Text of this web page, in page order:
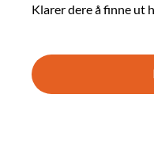
Klarer dere å finne ut